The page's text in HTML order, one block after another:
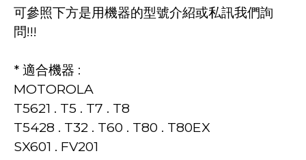
可參照下方是用機器的型號介紹或私訊我們詢
問!!!
* 適合機器 :
MOTOROLA
T5621 . T5 . T7 . T8
T5428 . T32 . T60 . T80 . T80EX
SX601 . FV201